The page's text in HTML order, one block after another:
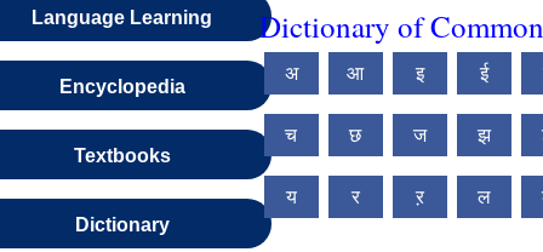
Language Learning
Encyclopedia
Textbooks
Dictionary
Dictionary of
अ आ इ ई
च छ ज झ
य र ऱ ल